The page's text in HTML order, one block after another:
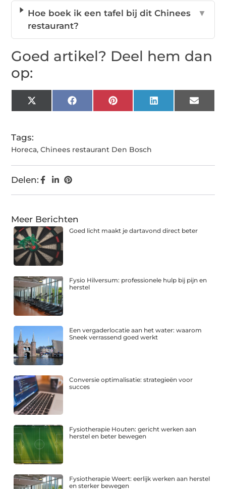
Hoe boek ik een tafel bij dit Chinees
restaurant?
▼
Goed artikel? Deel hem dan
op:
X
(Twitter)
FacebookPinterestLinkedIn Email
Tags:
Horeca,Chinees restaurant Den Bosch
Delen:
Meer Berichten
Goed licht maakt je dartavond direct beter
Fysio Hilversum: professionele hulp bij pijn en
herstel
Een vergaderlocatie aan het water: waarom
Sneek verrassend goed werkt
Conversie optimalisatie: strategieën voor
succes
Fysiotherapie Houten: gericht werken aan
herstel en beter bewegen
Fysiotherapie Weert: eerlijk werken aan herstel
en sterker bewegen